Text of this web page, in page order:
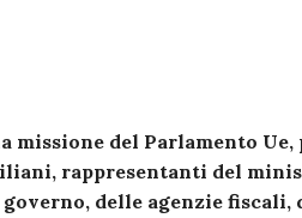
missione del Parlamento Ue,
rappresentanti del
delle agenzie fiscali,